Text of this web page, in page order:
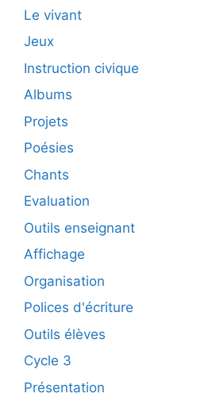
Le vivant
Jeux
Instruction civique
Albums
Projets
Poésies
Chants
Evaluation
Outils enseignant
Affichage
Organisation
Polices d'écriture
Outils élèves
Cycle 3
Présentation